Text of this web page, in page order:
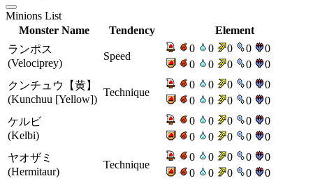
Minions List
Monster Name
Tendency
Element
ランポス
(Velociprey)
Speed
0 0 0 0
0
0
0 0 0
0
クンチュウ【黄】
(Kunchuu [Yellow])
Technique
0 0 0 0
0
0
0 0 0
0
ケルビ
(Kelbi)
0 0 0 0
0
0
0 0 0
0
ヤオザミ
(Hermitaur)
Technique
0 0 0 0
0
0
0 0 0
0